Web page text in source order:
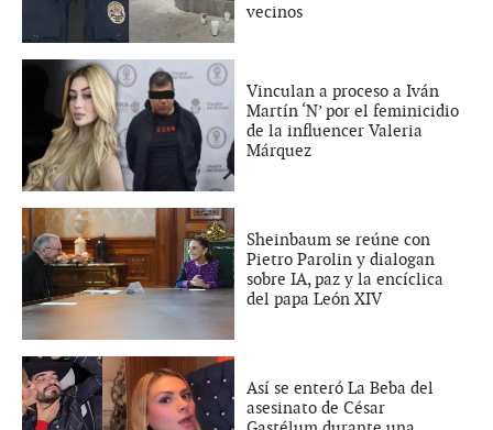
vecinos
Vinculan a proceso a Iván
Martín ‘N’ por el feminicidio
de la influencer Valeria
Márquez
Sheinbaum se reúne con
Pietro Parolin y dialogan
sobre IA, paz y la encíclica
del papa León XIV
Así se enteró La Beba del
asesinato de César